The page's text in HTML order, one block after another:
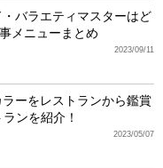
・バラエティマスターはど
メニューまとめ
2023/09/11
ラーをレストランから鑑賞
ンを紹介！
2023/05/07